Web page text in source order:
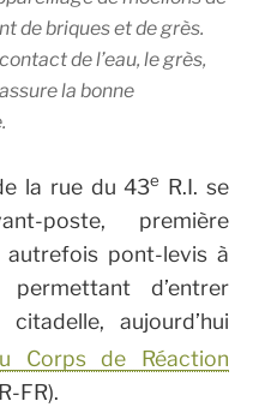
de briques et de grès.
de l’eau, le grès,
la bonne
la rue du 43e R.I. se
poste, première
autrefois pont-levis à
permettant d’entrer
aujourd’hui
Corps de Réaction
FR).